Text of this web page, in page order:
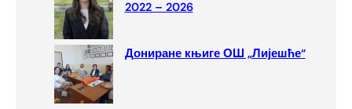
2022 – 2026
Дониране књиге ОШ „Лијешће“